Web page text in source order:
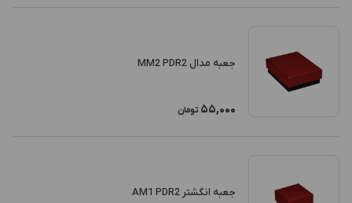
جعبه مدال MM2 PDR2
55,000 تومان
جعبه انگشتر AM1 PDR2